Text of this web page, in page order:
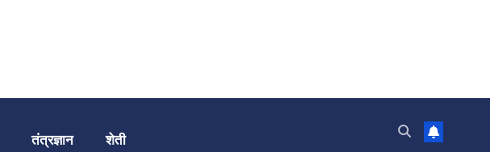
तंत्रज्ञान शेती